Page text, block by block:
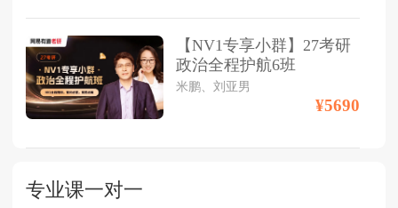
【NV1专享小群】27考研
政治全程护航6班
米鹏、刘亚男
¥5690
专业课一对一